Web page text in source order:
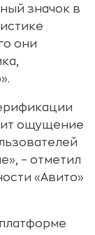
значок в
они
ощущение
– отметил
«Авито»